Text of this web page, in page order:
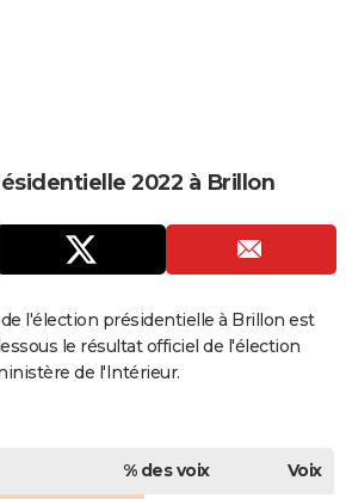
2022 à Brillon
l'élection présidentielle à Brillon est
le résultat officiel de l'élection
de l'Intérieur.
% des voix
Voix